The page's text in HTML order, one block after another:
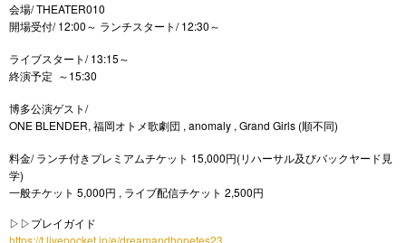
会場/ THEATER010
開場受付/ 12:00～ ランチスタート/ 12:30～
ライブスタート/ 13:15～
終演予定 ～15:30
博多公演ゲスト/
ONE BLENDER, 福岡オトメ歌劇団 , anomaly , Grand Girls (順不同)
料金/ ランチ付きプレミアムチケット 15,000円(リハーサル及びバックヤード見
学)
一般チケット 5,000 円 , ライブ配信チケット 2,500 円
▷▷プレイガイド
https://t.livepocket.jp/e/dreamandhopefes23
Instagram